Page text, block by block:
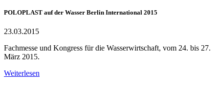
POLOPLAST auf der Wasser Berlin International 2015
23.03.2015
Fachmesse und Kongress für die Wasserwirtschaft, vom 24. bis 27.
März 2015.
Weiterlesen